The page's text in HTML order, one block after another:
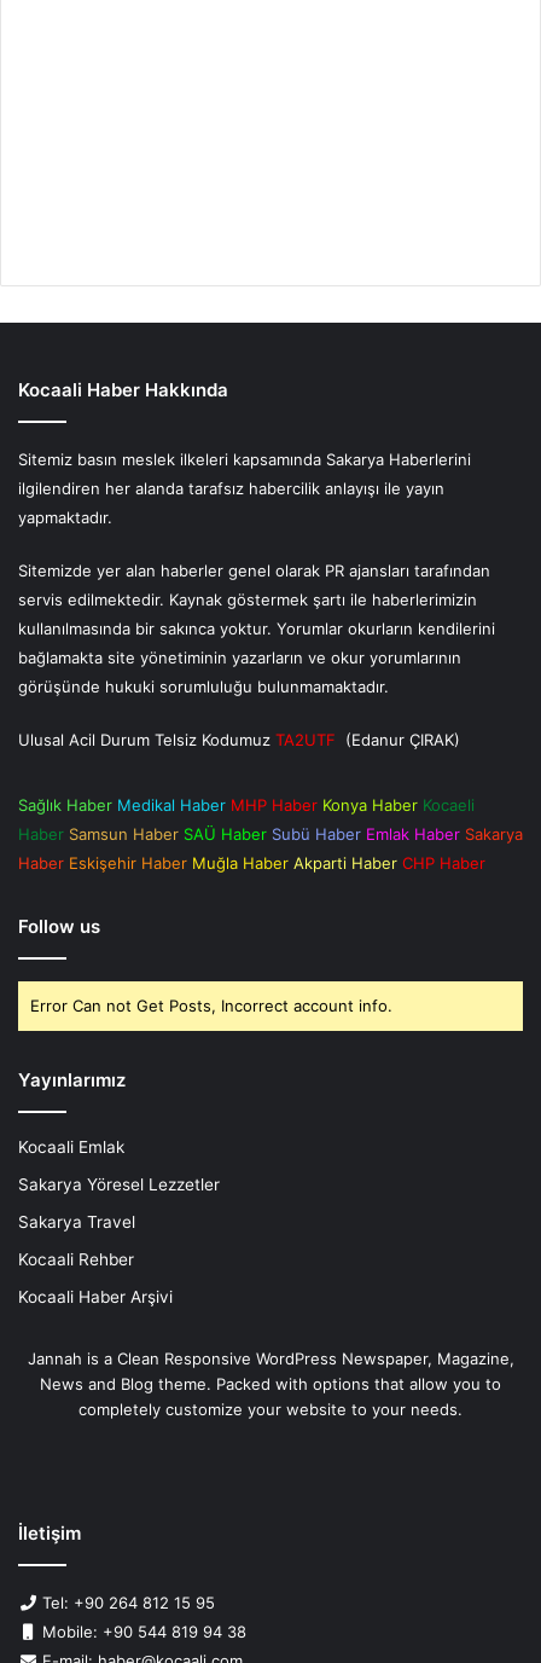
Kocaali Haber Hakkında
Sitemiz basın meslek ilkeleri kapsamında Sakarya Haberlerini
ilgilendiren her alanda tarafsız habercilik anlayışı ile yayın
yapmaktadır.
Sitemizde yer alan haberler genel olarak PR ajansları tarafından
servis edilmektedir. Kaynak göstermek şartı ile haberlerimizin
kullanılmasında bir sakınca yoktur. Yorumlar okurların kendilerini
bağlamakta site yönetiminin yazarların ve okur yorumlarının
görüşünde hukuki sorumluluğu bulunmamaktadır.
Ulusal Acil Durum Telsiz Kodumuz TA2UTF (Edanur ÇIRAK)
Sağlık Haber Medikal Haber MHP Haber Konya Haber Kocaeli
Haber Samsun Haber SAÜ Haber Subü Haber Emlak Haber Sakarya
Haber Eskişehir Haber Muğla Haber Akparti Haber CHP Haber
Follow us
Error Can not Get Posts, Incorrect account info.
Yayınlarımız
Kocaali Emlak
Sakarya Yöresel Lezzetler
Sakarya Travel
Kocaali Rehber
Kocaali Haber Arşivi
Jannah is a Clean Responsive WordPress Newspaper, Magazine,
News and Blog theme. Packed with options that allow you to
completely customize your website to your needs.
İletişim
Tel: +90 264 812 15 95
Mobile: +90 544 819 94 38